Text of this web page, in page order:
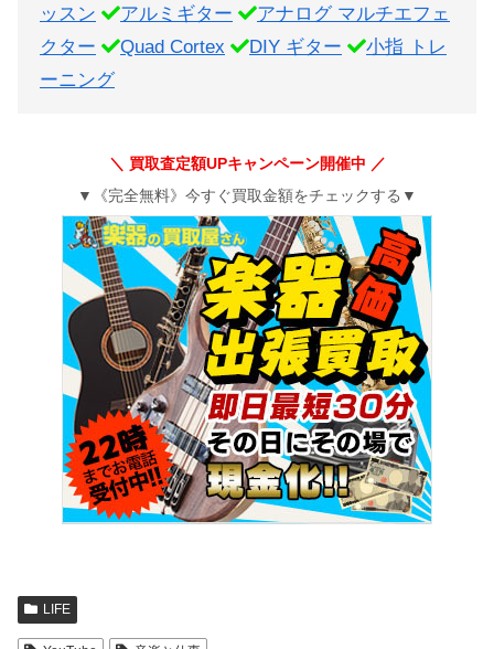
ッスン
アルミギター
アナログ マルチエフェ
クター
Quad Cortex DIY ギター
小指 トレ
ーニング
＼ 買取査定額UPキャンペーン開催中 ／
▼《完全無料》今すぐ買取金額をチェックする▼
LIFE